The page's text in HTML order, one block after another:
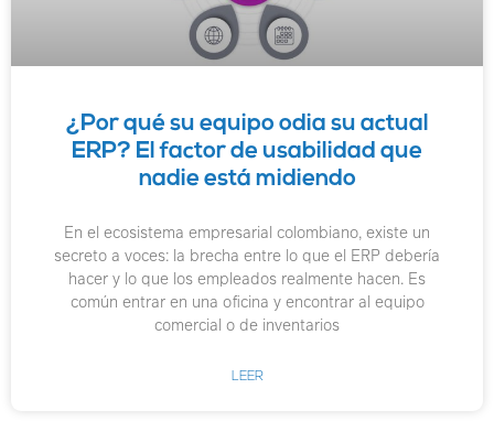
¿Por qué su equipo odia su actual
ERP? El factor de usabilidad que
nadie está midiendo
En el ecosistema empresarial colombiano, existe un
secreto a voces: la brecha entre lo que el ERP debería
hacer y lo que los empleados realmente hacen. Es
común entrar en una oficina y encontrar al equipo
comercial o de inventarios
LEER